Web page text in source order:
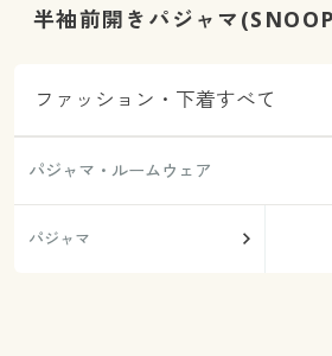
半袖前開きパジャマ
ファッション・下着すべて
パジャマ・ルームウェア
パジャマ